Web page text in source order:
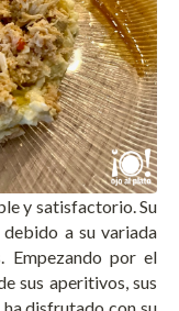
y satisfactorio. Su
a su variada
Empezando por el
sus aperitivos, sus